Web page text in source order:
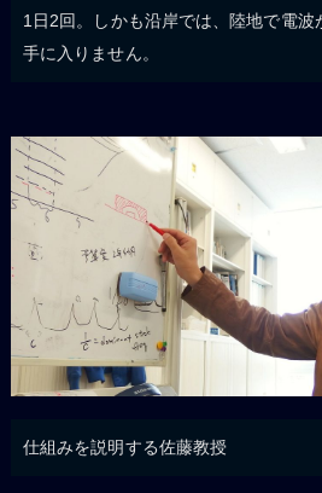
1日2回。しかも沿岸では、陸地で電
手に入りません。
仕組みを説明する佐藤教授